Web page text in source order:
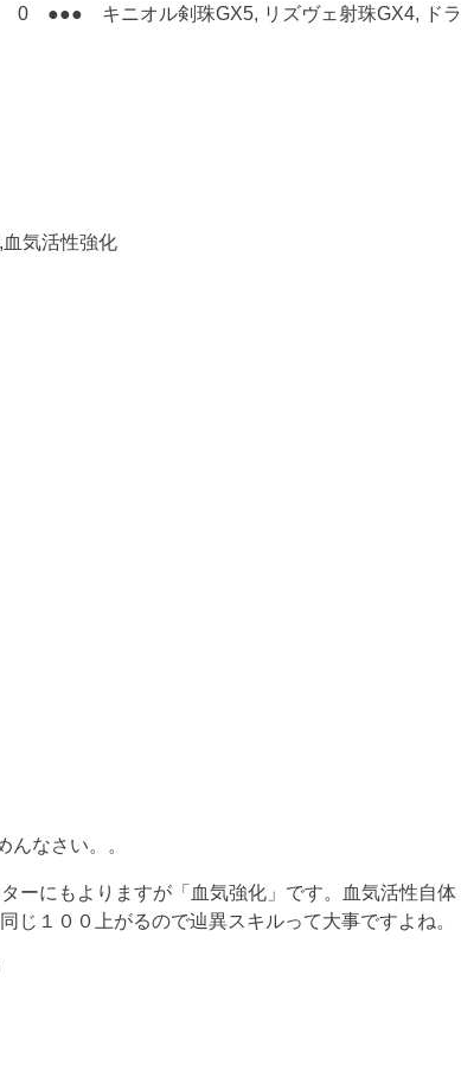
ニオル剣珠GX5, リズヴェ射珠GX4, ドラ
気活性強化
なさい。。
ーにもよりますが「血気強化」です。血気活性自体
じ１００上がるので辿異スキルって大事ですよね。